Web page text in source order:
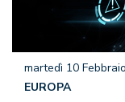
martedì 10
EUROPA